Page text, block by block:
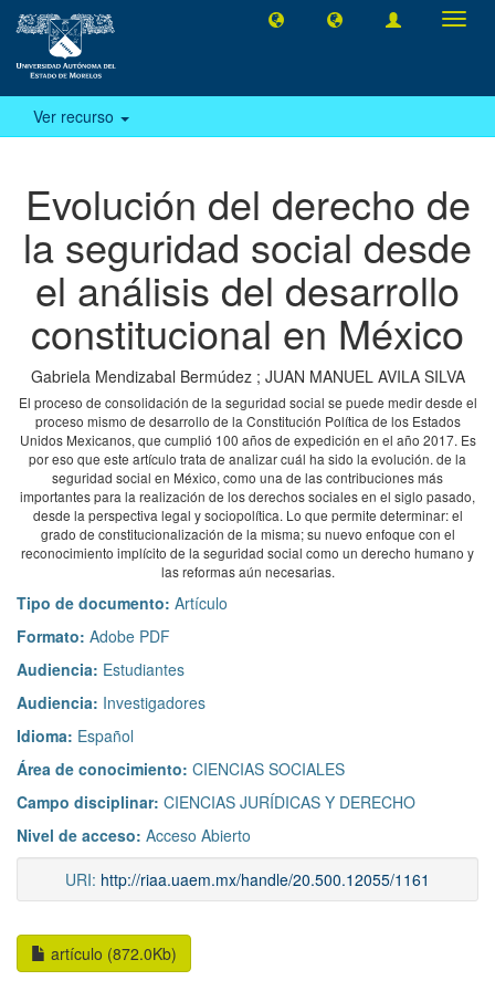
Ver recurso
Evolución del derecho de
la seguridad social desde
el análisis del desarrollo
constitucional en México
Gabriela Mendizabal Bermúdez; JUAN MANUEL AVILA SILVA
El proceso de consolidación de la seguridad social se puede medir desde el
proceso mismo de desarrollo de la Constitución Política de los Estados
Unidos Mexicanos, que cumplió 100 años de expedición en el año 2017. Es
por eso que este artículo trata de analizar cuál ha sido la evolución. de la
seguridad social en México, como una de las contribuciones más
importantes para la realización de los derechos sociales en el siglo pasado,
desde la perspectiva legal y sociopolítica. Lo que permite determinar: el
grado de constitucionalización de la misma; su nuevo enfoque con el
reconocimiento implícito de la seguridad social como un derecho humano y
las reformas aún necesarias.
Tipo de documento: Artículo
Formato: Adobe PDF
Audiencia: Estudiantes
Audiencia: Investigadores
Idioma: Español
Área de conocimiento: CIENCIAS SOCIALES
Campo disciplinar: CIENCIAS JURÍDICAS Y DERECHO
Nivel de acceso: Acceso Abierto
URI: http://riaa.uaem.mx/handle/20.500.12055/1161
artículo (872.0Kb)